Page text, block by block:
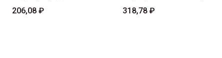
206,08 ₽
318,78 ₽